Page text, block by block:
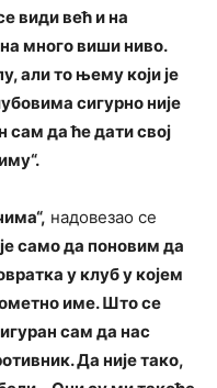
види већ и на
много виши ниво.
али то њему који је
сигурно није
да ће дати свој
надовезао се
само да поновим да
у клуб у којем
име. Што се
сам да нас
Да није тако,